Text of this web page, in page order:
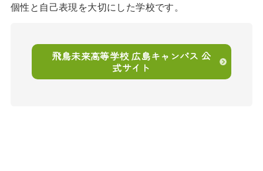
個性と自己表現を大切にした学校です。
飛鳥未来高等学校 広島キャンパス 公
式サイト